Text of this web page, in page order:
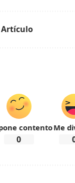
Artículo
contento
0
Me